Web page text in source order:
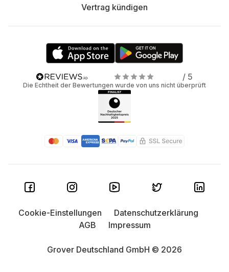
Vertrag kündigen
/ 5
Die Echtheit der Bewertungen wurde von uns nicht überprüft
Grover Deutschland GmbH © 2026
Cookie-Einstellungen
Datenschutzerklärung
AGB
Impressum